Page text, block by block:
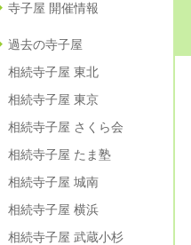
寺子屋 開催情報
過去の寺子屋
相続寺子屋 東北
相続寺子屋 東京
相続寺子屋 さくら会
相続寺子屋 たま塾
相続寺子屋 城南
相続寺子屋 横浜
相続寺子屋 武蔵小杉